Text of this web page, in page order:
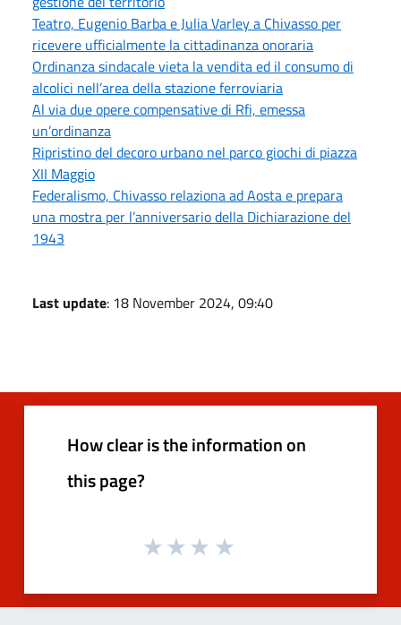
Teatro, Eugenio Barba e Julia Varley a Chivasso per
ricevere ufficialmente la cittadinanza onoraria
Ordinanza sindacale vieta la vendita ed il consumo di
alcolici nell’area della stazione ferroviaria
Al via due opere compensative di Rfi, emessa
un’ordinanza
Ripristino del decoro urbano nel parco giochi di piazza
XII Maggio
Federalismo, Chivasso relaziona ad Aosta e prepara
una mostra per l’anniversario della Dichiarazione del
1943
Last update: 18 November 2024, 09:40
How clear is the information on
this page?